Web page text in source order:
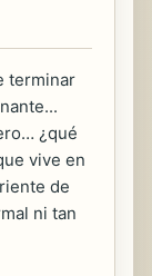
terminar
¿qué
vive en
de
ni tan